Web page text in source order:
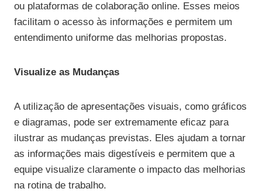
ou plataformas de colaboração online. Esses meios
facilitam o acesso às informações e permitem um
entendimento uniforme das melhorias propostas.
Visualize as Mudanças
A utilização de apresentações visuais, como gráficos
e diagramas, pode ser extremamente eficaz para
ilustrar as mudanças previstas. Eles ajudam a tornar
as informações mais digestíveis e permitem que a
equipe visualize claramente o impacto das melhorias
na rotina de trabalho.